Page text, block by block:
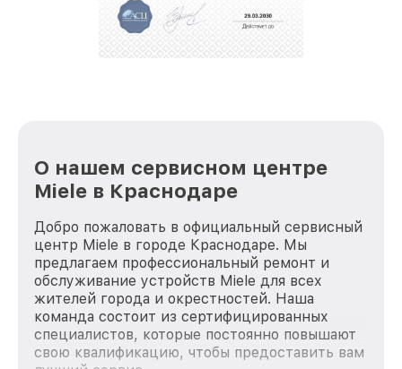
О нашем сервисном центре
Miele в Краснодаре
Добро пожаловать в официальный сервисный
центр Miele в городе Краснодаре. Мы
предлагаем профессиональный ремонт и
обслуживание устройств Miele для всех
жителей города и окрестностей. Наша
команда состоит из сертифицированных
специалистов, которые постоянно повышают
свою квалификацию, чтобы предоставить вам